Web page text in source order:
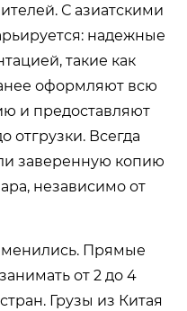
С азиатскими
надежные
такие как
оформляют всю
и предоставляют
отгрузки. Всегда
заверенную копию
независимо от
Прямые
от 2 до 4
Грузы из Китая